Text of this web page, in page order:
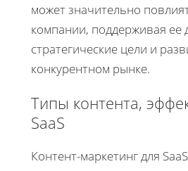
может значительно
компании, поддерживая ее
стратегические цели и
конкурентном рынке.
Типы контента,
SaaS
Контент-маркетинг для